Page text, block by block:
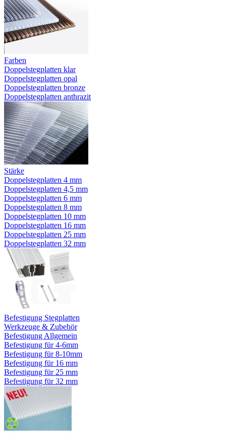
Farben
Doppelstegplatten klar
Doppelstegplatten opal
Doppelstegplatten bronze
Doppelstegplatten anthrazit
Stärke
Doppelstegplatten 4 mm
Doppelstegplatten 4,5 mm
Doppelstegplatten 6 mm
Doppelstegplatten 8 mm
Doppelstegplatten 10 mm
Doppelstegplatten 16 mm
Doppelstegplatten 25 mm
Doppelstegplatten 32 mm
Befestigung Stegplatten
Werkzeuge & Zubehör
Befestigung Allgemein
Befestigung für 4-6mm
Befestigung für 8-10mm
Befestigung für 16 mm
Befestigung für 25 mm
Befestigung für 32 mm